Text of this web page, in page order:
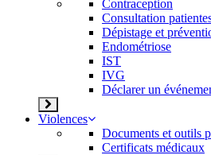
Contraception
Consultation
Dépistage et
Endométriose
IST
IVG
Déclarer un
Violences
Documents et outils
Certificats médicaux